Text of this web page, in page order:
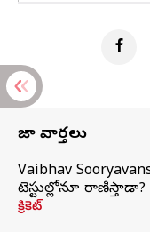
తాజా వార్తలు
Vaibhav
టెస్టుల్లోనూ రాణిస్తాడా?
క్రికెట్